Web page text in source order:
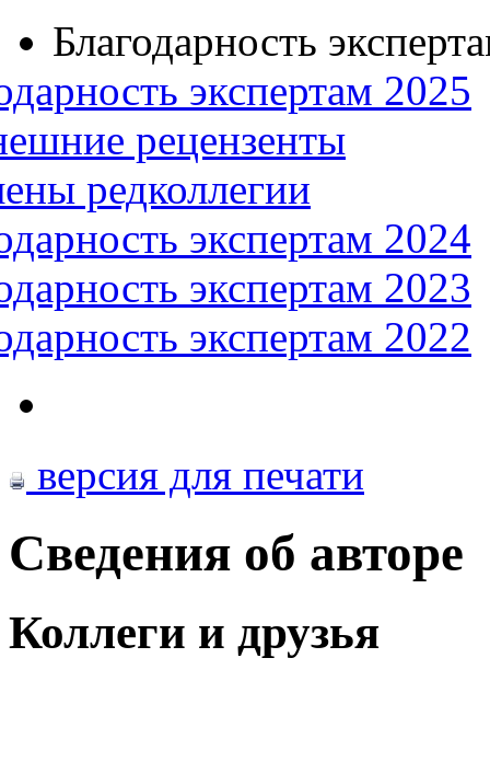
Благодарность
экспертам 2025
рецензенты
редколлегии
экспертам 2024
экспертам 2023
экспертам 2022
версия для печати
Сведения об авторе
Коллеги и друзья